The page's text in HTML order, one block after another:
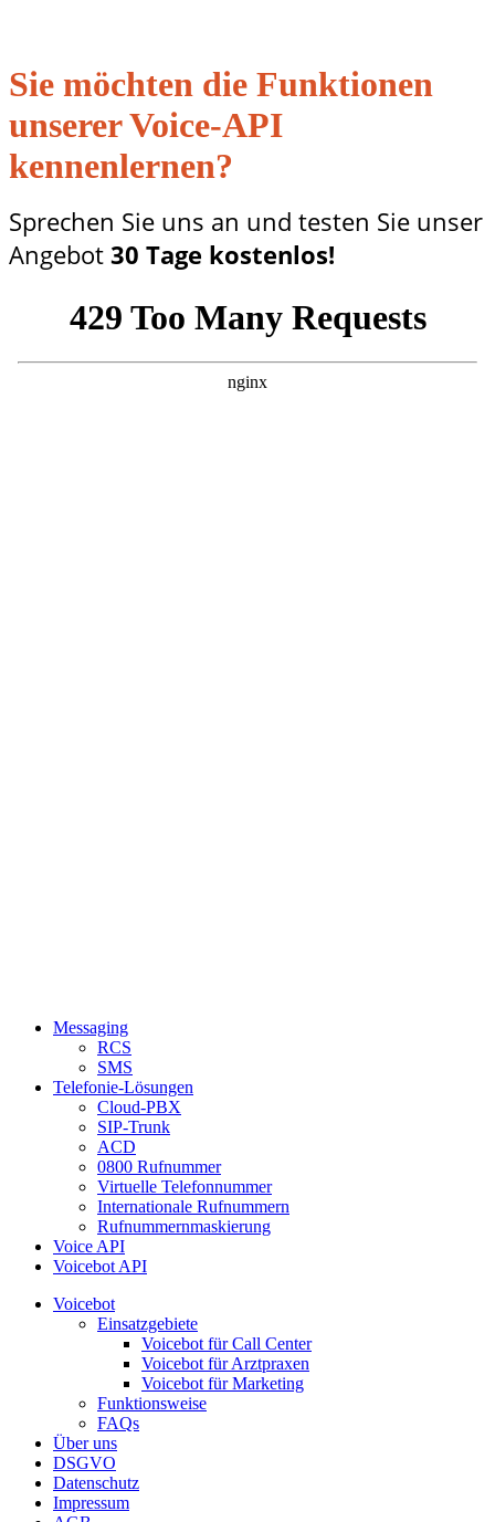
Sie möchten die Funktionen
unserer Voice-API
kennenlernen?
Sprechen Sie uns an und testen Sie unser
Angebot 30 Tage kostenlos!
Messaging
RCS
SMS
Telefonie-Lösungen
Cloud-PBX
SIP-Trunk
ACD
0800 Rufnummer
Virtuelle Telefonnummer
Internationale Rufnummern
Rufnummernmaskierung
Voice API
Voicebot API
Voicebot
Einsatzgebiete
Voicebot für Call Center
Voicebot für Arztpraxen
Voicebot für Marketing
Funktionsweise
FAQs
Über uns
DSGVO
Datenschutz
Impressum